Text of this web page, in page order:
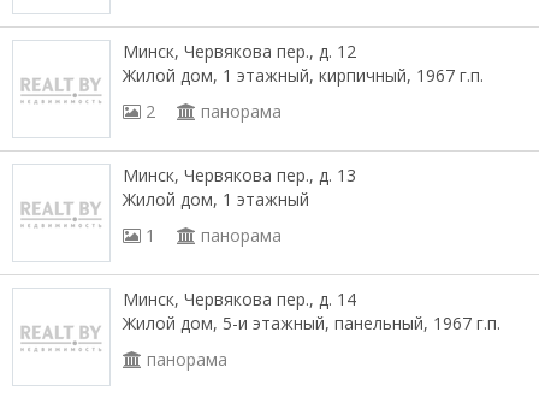
Минск, Червякова пер., д. 12
Жилой дом, 1 этажный, кирпичный, 1967 г.п.
2
панорама
Минск, Червякова пер., д. 13
Жилой дом, 1 этажный
1
панорама
Минск, Червякова пер., д. 14
Жилой дом, 5-и этажный, панельный, 1967 г.п.
панорама